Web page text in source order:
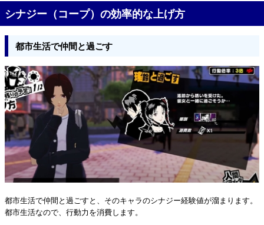
シナジー（コープ）の効率的な上げ方
都市生活で仲間と過ごす
都市生活で仲間と過ごすと、そのキャラのシナジー経験値が溜まります。
都市生活なので、行動力を消費します。